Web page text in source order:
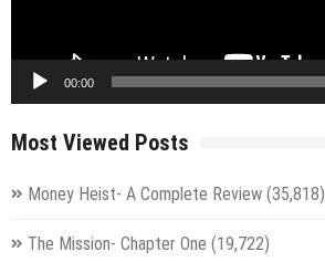
00:00
Most Viewed Posts
Money Heist- A Complete Review (35,818)
The Mission- Chapter One (19,722)